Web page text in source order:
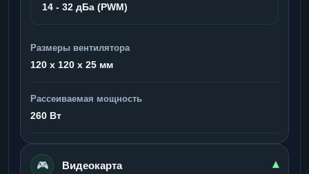
14 - 32 дБа (PWM)
Размеры вентилятора
120 x 120 x 25 мм
Рассеиваемая мощность
260 Вт
🎮 Видеокарта ▾